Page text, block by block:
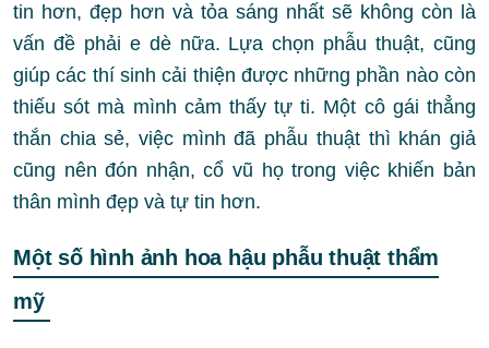
tin hơn, đẹp hơn và tỏa sáng nhất sẽ không còn là
vấn đề phải e dè nữa. Lựa chọn phẫu thuật, cũng
giúp các thí sinh cải thiện được những phần nào còn
thiếu sót mà mình cảm thấy tự ti. Một cô gái thẳng
thắn chia sẻ, việc mình đã phẫu thuật thì khán giả
cũng nên đón nhận, cổ vũ họ trong việc khiến bản
thân mình đẹp và tự tin hơn.
Một số hình ảnh hoa hậu phẫu thuật thẩm
mỹ